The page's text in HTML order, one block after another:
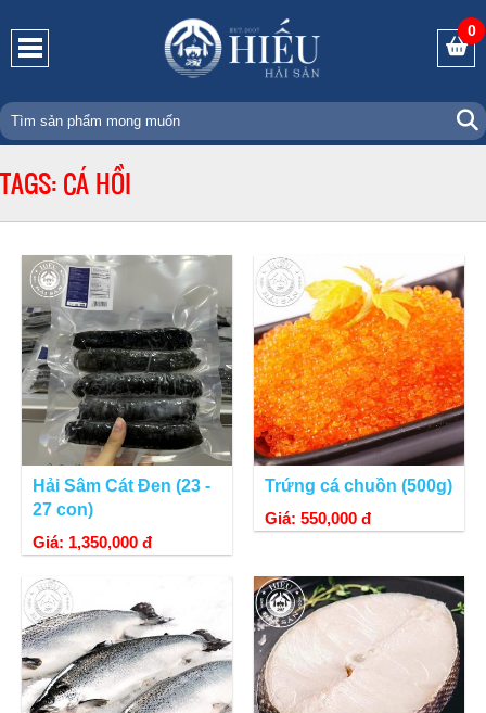
0
TAGS: CÁ HỒI
Hải Sâm Cát Đen (23 -
27 con)
Giá: 1,350,000 đ
Trứng cá chuồn (500g)
Giá: 550,000 đ